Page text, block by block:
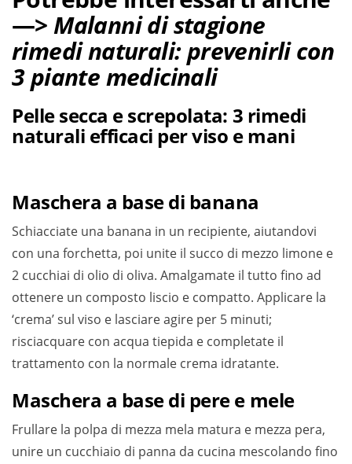
—>Malanni di stagione
rimedi naturali: prevenirli con
3 piante medicinali
Pelle secca e screpolata: 3 rimedi
naturali efficaci per viso e mani
Maschera a base di banana
Schiacciate una banana in un recipiente, aiutandovi
con una forchetta, poi unite il succo di mezzo limone e
2 cucchiai di olio di oliva. Amalgamate il tutto fino ad
ottenere un composto liscio e compatto. Applicare la
‘crema’ sul viso e lasciare agire per 5 minuti;
risciacquare con acqua tiepida e completate il
trattamento con la normale crema idratante.
Maschera a base di pere e mele
Frullare la polpa di mezza mela matura e mezza pera,
unire un cucchiaio di panna da cucina mescolando fino